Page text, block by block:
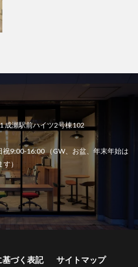
成瀬駅前ハイツ2号棟102
9:00-16:00 （GW、お盆、年末年始は
）
づく表記 サイトマップ